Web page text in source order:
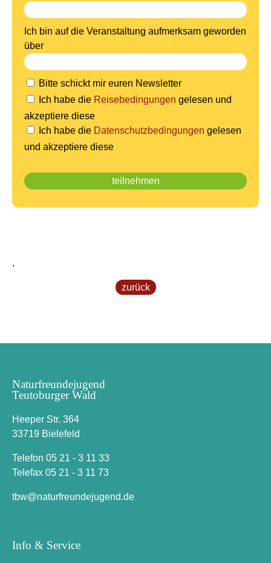
Ich bin auf die Veranstaltung aufmerksam geworden
über
Bitte schickt mir euren Newsletter
Ich habe die Reisebedingungen gelesen und
akzeptiere diese
Ich habe die Datenschutzbedingungen gelesen
und akzeptiere diese
.
zurück
Naturfreundejugend
Teutoburger Wald
Heeper Str. 364
33719 Bielefeld
Telefon 05 21 - 3 11 33
Telefax 05 21 - 3 11 73
tbw naturfreundejugend.de
Info & Service